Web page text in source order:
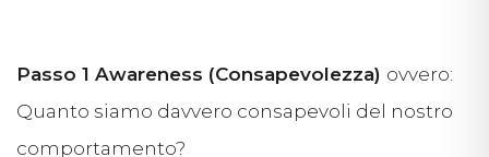
Passo 1 Awareness (Consapevolezza) ovvero:
Quanto siamo davvero consapevoli del nostro
comportamento?